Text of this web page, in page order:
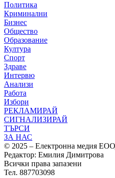
Политика
Криминални
Бизнес
Общество
Образование
Култура
Спорт
Здраве
Интервю
Анализи
Работа
Избори
РЕКЛАМИРАЙ
СИГНАЛИЗИРАЙ
ТЪРСИ
ЗА НАС
© 2025 – Електронна медия
Редактор: Емилия Димитрова
Всички права запазени
Тел. 887703098